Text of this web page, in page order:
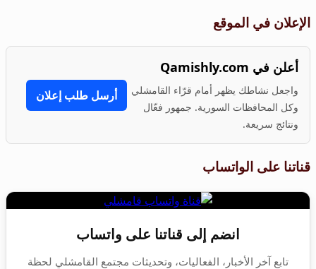
الإعلان في الموقع
أعلن في Qamishly.com
واجعل نشاطك يظهر أمام قرّاء القامشلي
وكل المحافظات السورية. جمهور فعّال
ونتائج سريعة.
أرسل طلب إعلان
قناتنا على الواتساب
انضم إلى قناتنا على واتساب
تابع آخر الأخبار، الفعاليات، وتحديثات مجتمع القامشلي لحظة